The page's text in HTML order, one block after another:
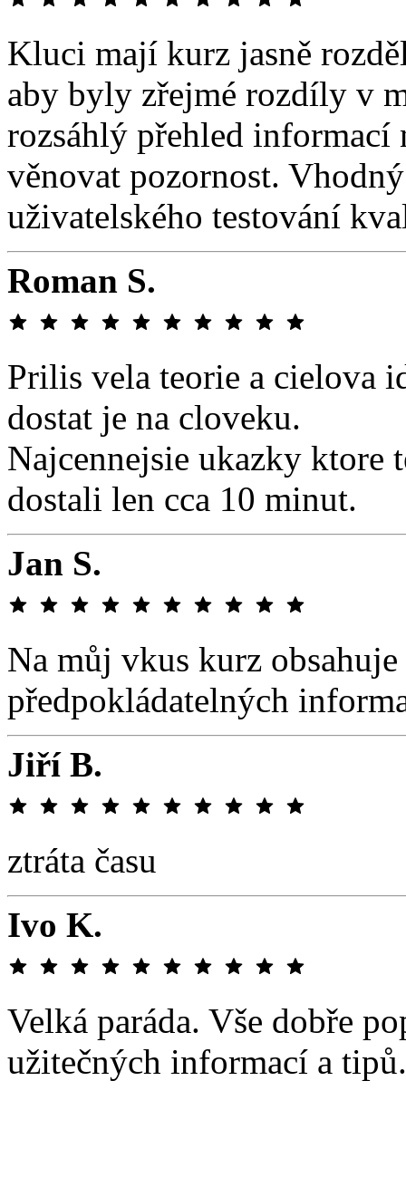
Kluci mají kurz jasně
aby byly zřejmé rozdíly v
rozsáhlý přehled informací
věnovat pozornost.
uživatelského testování
Roman S.
Prilis vela teorie a cielova
dostat je na cloveku.
Najcennejsie ukazky ktore
dostali len cca 10 minut.
Jan S.
Na můj vkus kurz
předpokládatelných
Jiří B.
ztráta času
Ivo K.
Velká paráda. Vše dobře
užitečných informací a